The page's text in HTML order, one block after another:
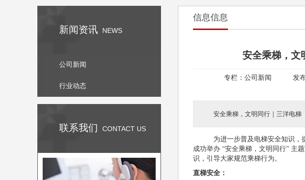
新闻资讯 NEWS
公司新闻
行业动态
联系我们 CONTACT US
信息信息
安全乘梯，文
专栏： 公司新闻 发
安全乘梯，文明同行｜三洋电梯
为进一步普及电梯安全知识，
成功举办 “安全乘梯，文明同行” 主
识，引导大家规范乘梯行为。
直梯安全：